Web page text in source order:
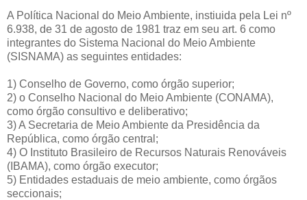
A Política Nacional do Meio Ambiente, instiuida pela Lei nº
6.938, de 31 de agosto de 1981 traz em seu art. 6 como
integrantes do Sistema Nacional do Meio Ambiente
(SISNAMA) as seguintes entidades:
1) Conselho de Governo, como órgão superior;
2) o Conselho Nacional do Meio Ambiente (CONAMA),
como órgão consultivo e deliberativo;
3) A Secretaria de Meio Ambiente da Presidência da
República, como órgão central;
4) O Instituto Brasileiro de Recursos Naturais Renováveis
(IBAMA), como órgão executor;
5) Entidades estaduais de meio ambiente, como órgãos
seccionais;